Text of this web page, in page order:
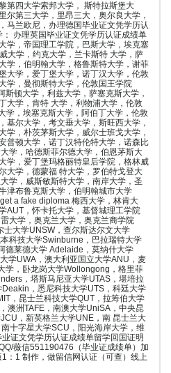
第四大学索邦大学， 斯特拉斯堡大
尔第三大学，里昂三大，奥尔良大学，
马兰欧尼，办理德国毕业证文凭学历认
办理英国毕业证文凭学历认证成绩单
学，帝国理工学院，巴斯大学，埃克塞
大学，约克大学，兰卡斯特 大学，萨
学，伯明翰大学，格鲁斯特大学，谢菲
大学，爱丁堡大学，诺丁汉大学，伦敦
学，曼彻斯特大学，伦敦国王学院
顿大学，利兹大学，萨塞克斯大学，
大学，肯特 大学，利物浦大学，伦敦
学，埃塞克斯大学，阿伯丁大学，伦敦
基尔大学，考文垂大学，斯旺西大学，
学，朴茨茅斯大学，威尔士班戈大学，
普顿大学，诺丁汉特伦特大学，诺森比
学，哈德斯菲尔德大学，伯恩茅斯大
学，爱丁堡玛格丽特皇后学院，格林威
大学，德蒙福 特大学，罗伯特戈登大
学，威斯敏斯特大学，南岸大学，圣
津布鲁克斯大学，伯明翰城市大学
a fake diploma 梅西大学，林肯大
AUT，怀卡托大学，基督城理工学院
大学，奥克兰大学，奥克兰商学院
大学UNSW，查尔斯达尔文大学
科技大学Swinburne，巴拉瑞特大学
德莱德大学 Adelaide，莫纳什大学
学UWA，澳大利亚国立大学ANU，麦
学，卧龙岗大学Wollongong，格里菲
，塔斯马尼亚大学UTAS，堪培拉
，悉尼科技大学UTS，科廷大学
，昆士兰科技大学QUT，拉筹伯大学
澳洲TAFE，南澳大学UniSA，中央昆
，新英格兰大学UNE，南 昆士兰大
十字星大学SCU，阳光海岸大学，维
证文凭学历认证成绩单留学回国证明
薇信551190476（毕业证成绩单）加
：1 制作，做留信网认证（可查）线上